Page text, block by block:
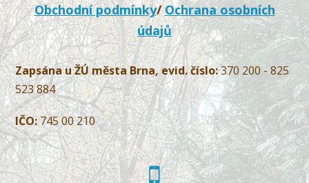
Obchodní podmínky/Ochrana osobních
údajů
Zapsána u ŽÚ města Brna, evid. číslo:370 200 - 825
523 884
IČO:745 00 210